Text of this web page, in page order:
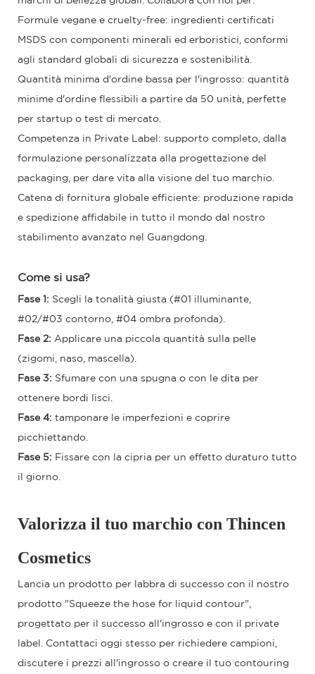
Formule vegane e cruelty-free: ingredienti certificati
MSDS con componenti minerali ed erboristici, conformi
agli standard globali di sicurezza e sostenibilità.
Quantità minima d'ordine bassa per l'ingrosso: quantità
minime d'ordine flessibili a partire da 50 unità, perfette
per startup o test di mercato.
Competenza in Private Label: supporto completo, dalla
formulazione personalizzata alla progettazione del
packaging, per dare vita alla visione del tuo marchio.
Catena di fornitura globale efficiente: produzione rapida
e spedizione affidabile in tutto il mondo dal nostro
stabilimento avanzato nel Guangdong.
Come si usa?
Fase 1: Scegli la tonalità giusta (#01 illuminante,
#02/#03 contorno, #04 ombra profonda).
Fase 2: Applicare una piccola quantità sulla pelle
(zigomi, naso, mascella).
Fase 3: Sfumare con una spugna o con le dita per
ottenere bordi lisci.
Fase 4: tamponare le imperfezioni e coprire
picchiettando.
Fase 5: Fissare con la cipria per un effetto duraturo tutto
il giorno.
Valorizza il tuo marchio con Thincen
Cosmetics
Lancia un prodotto per labbra di successo con il nostro
prodotto "Squeeze the hose for liquid contour",
progettato per il successo all'ingrosso e con il private
label. Contattaci oggi stesso per richiedere campioni,
discutere i prezzi all'ingrosso o creare il tuo contouring